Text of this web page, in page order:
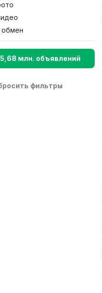
млн. объявлений
фильтры